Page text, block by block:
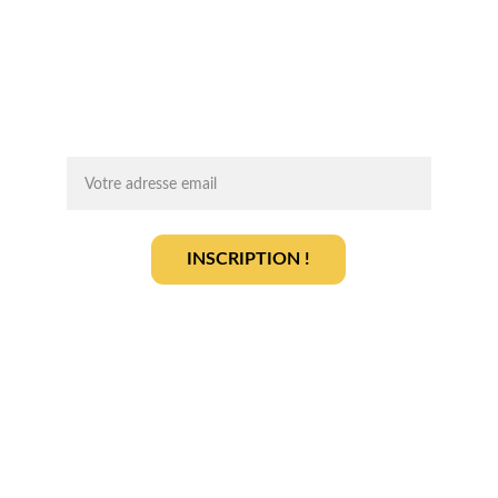
INSCRIPTION !